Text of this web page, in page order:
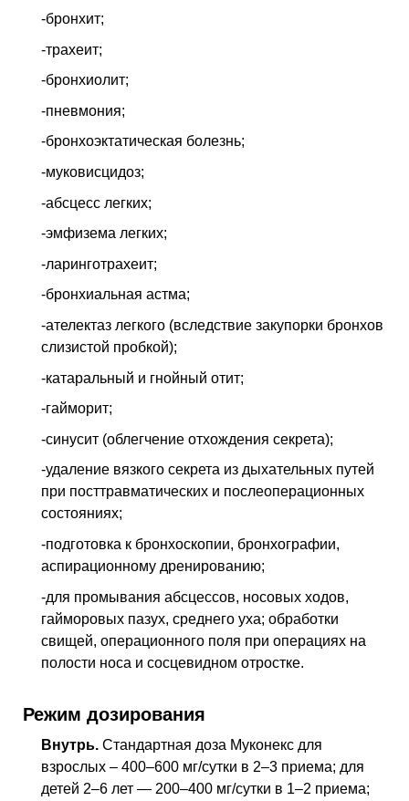
-бронхит;
-трахеит;
-бронхиолит;
-пневмония;
-бронхоэктатическая болезнь;
-муковисцидоз;
-абсцесс легких;
-эмфизема легких;
-ларинготрахеит;
-бронхиальная астма;
-ателектаз легкого (вследствие закупорки бронхов
слизистой пробкой);
-катаральный и гнойный отит;
-гайморит;
-синусит (облегчение отхождения секрета);
-удаление вязкого секрета из дыхательных путей
при посттравматических и послеоперационных
состояниях;
-подготовка к бронхоскопии, бронхографии,
аспирационному дренированию;
-для промывания абсцессов, носовых ходов,
гайморовых пазух, среднего уха; обработки
свищей, операционного поля при операциях на
полости носа и сосцевидном отростке.
Режим дозирования
Внутрь. Стандартная доза Муконекс для
взрослых – 400–600 мг/сутки в 2–3 приема; для
детей 2–6 лет — 200–400 мг/сутки в 1–2 приема;